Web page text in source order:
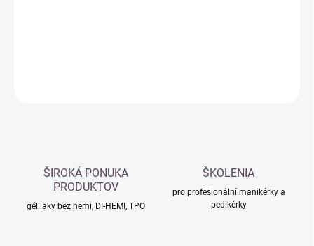
ŠIROKÁ PONUKA
PRODUKTOV
gél laky bez hemi, DI-HEMI, TPO
ŠKOLENIA
pro profesionální manikérky a
pedikérky